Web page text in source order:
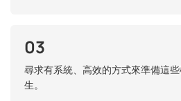
03
尋求有系統、高效的方式來準備這
生。